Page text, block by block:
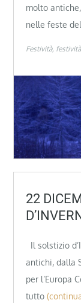
molto
nelle feste
Festività
22
Il solstizio
antichi, dalla
per l’Europa
tutto